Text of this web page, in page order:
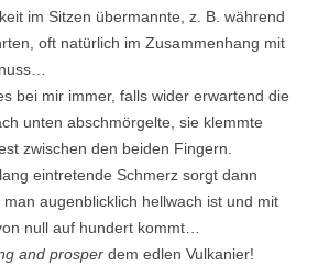
im Sitzen übermannte, z. B. während
oft natürlich im Zusammenhang mit
bei mir immer, falls wider erwartend die
unten abschmörgelte, sie klemmte
zwischen den beiden Fingern.
eintretende Schmerz sorgt dann
augenblicklich hellwach ist und mit
null auf hundert kommt…
and prosper dem edlen Vulkanier!